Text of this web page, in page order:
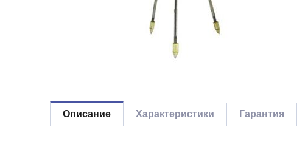
Описание Характеристики Гарантия